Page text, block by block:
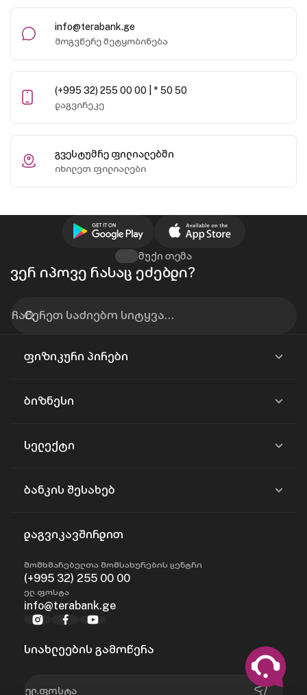
info@terabank.ge
მოგვწერე შეტყობინება
(+995 32) 255 00 00 | * 50 50
დაგვირეკე
გვესტუმრე ფილიალებში
იხილეთ ფილიალები
ვერ იპოვე რასაც ეძებდი?
მუქი თემა
ფიზიკური პირები
ბიზნესი
სელექტი
ბანკის შესახებ
დაგვიკავშირდით
მომხმარებელთა მომსახურების ცენტრი
(+995 32) 255 00 00
ელ.ფოსტა
info@terabank.ge
სიახლეების გამოწერა